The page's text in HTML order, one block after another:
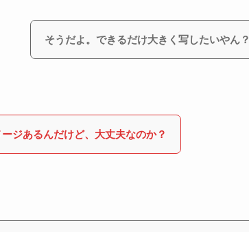
そうだよ。できるだけ大きく写したいやん？
ジあるんだけど、大丈夫なのか？